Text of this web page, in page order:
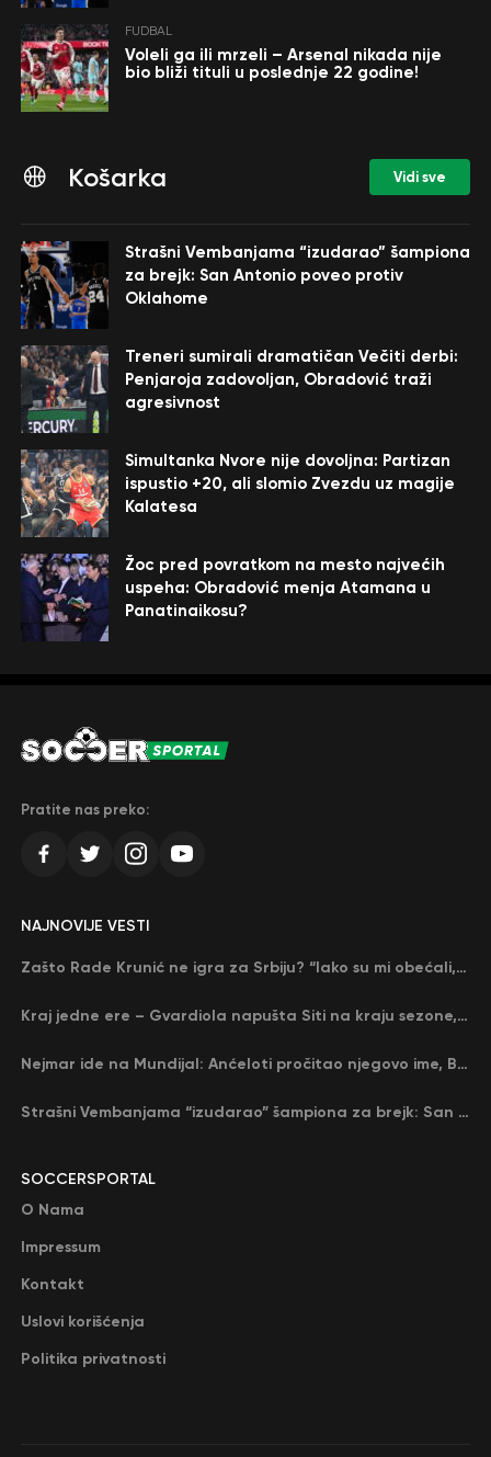
FUDBAL
Voleli ga ili mrzeli – Arsenal nikada nije
bio bliži tituli u poslednje 22 godine!
Košarka Vidi sve
Strašni Vembanjama “izudarao” šampiona
za brejk: San Antonio poveo protiv
Oklahome
Treneri sumirali dramatičan Večiti derbi:
Penjaroja zadovoljan, Obradović traži
agresivnost
Simultanka Nvore nije dovoljna: Partizan
ispustio +20, ali slomio Zvezdu uz magije
Kalatesa
Žoc pred povratkom na mesto najvećih
uspeha: Obradović menja Atamana u
Panatinaikosu?
Pratite nas preko:
SOCCERSPORTAL
O Nama
Impressum
Kontakt
Uslovi korišćenja
Politika privatnosti
NAJNOVIJE VESTI
Zašto Rade Krunić ne igra za Srbiju? “Iako su mi obećali, niko me nije zvao…”
Kraj jedne ere – Gvardiola napušta Siti na kraju sezone, menja ga njegov nekadašnji rival
Nejmar ide na Mundijal: Anćeloti pročitao njegovo ime, Brazil u delirijumu (VIDEO)
Strašni Vembanjama “izudarao” šampiona za brejk: San Antonio poveo protiv Oklahome